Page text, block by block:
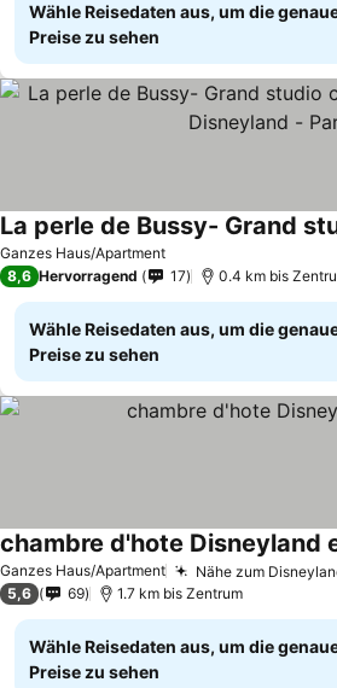
Wähle Reisedaten aus, um die
Preise zu sehen
Ganzes Haus/Apartment
8,6 Hervorragend 17 0.4 km bis
Wähle Reisedaten aus, um die
Preise zu sehen
Ganzes Haus/Apartment Nähe zum
chambre d'hote Disneyland
5,6 69 1.7 km bis Zentrum
Wähle Reisedaten aus, um die
Preise zu sehen